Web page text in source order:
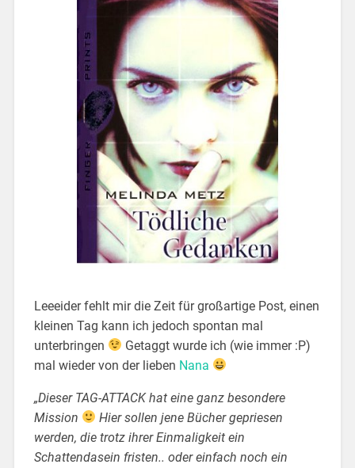
Leeeider fehlt mir die Zeit für großartige Post, einen
kleinen Tag kann ich jedoch spontan mal
unterbringen
Getaggt wurde ich (wie immer :P)
mal wieder von der lieben Nana
„Dieser TAG-ATTACK hat eine ganz besondere
Mission
Hier sollen jene Bücher gepriesen
werden, die trotz ihrer Einmaligkeit ein
Schattendasein fristen.. oder einfach noch ein